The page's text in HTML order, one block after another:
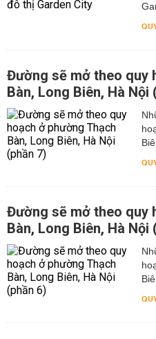
Đường sẽ mở theo quy
Bàn, Long Biên, Hà Nội
Đường sẽ mở theo quy
Bàn, Long Biên, Hà Nội